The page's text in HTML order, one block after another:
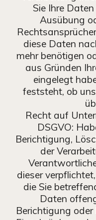
Sie Ihre
Ausübung
diese Daten
mehr benötigen
aus Gründen
eingelegt
feststeht, ob
Recht auf
DSGVO:
Berichtigung,
der
dieser
die Sie
Daten
Berichtigung